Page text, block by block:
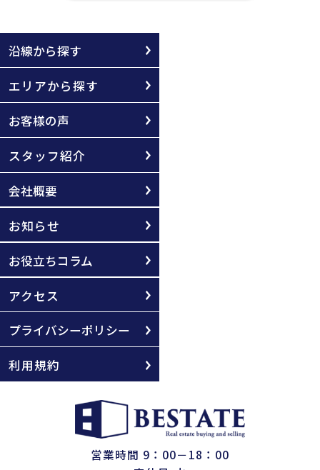
沿線から探す
エリアから探す
お客様の声
スタッフ紹介
会社概要
お知らせ
お役立ちコラム
アクセス
プライバシーポリシー
利用規約
営業時間 9：00－18：00